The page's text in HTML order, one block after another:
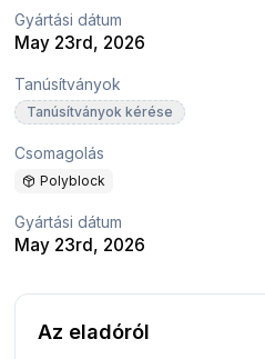
Gyártási dátum
May 23rd, 2026
Tanúsítványok
Tanúsítványok kérése
Csomagolás
Polyblock
Gyártási dátum
May 23rd, 2026
Az eladóról